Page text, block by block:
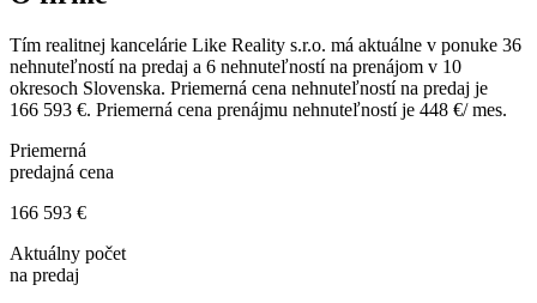
Tím realitnej kancelárie Like Reality s.r.o. má aktuálne v ponuke 36
nehnuteľnostína predaj a 6 nehnuteľnostína prenájom v 10
okresoch Slovenska. Priemerná cena nehnuteľností na predaj je
166 593 €. Priemerná cena prenájmu nehnuteľností je 448 €/ mes.
Priemerná
predajná cena
166 593 €
Aktuálny počet
na predaj